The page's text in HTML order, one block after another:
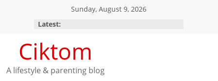
Sunday, August 9, 2026
Latest:
Ciktom
A lifestyle & parenting blog